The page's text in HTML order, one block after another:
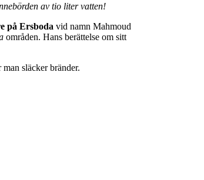
av tio liter vatten!
på Ersboda vid namn Mahmoud
områden. Hans berättelse om sitt
släcker bränder.